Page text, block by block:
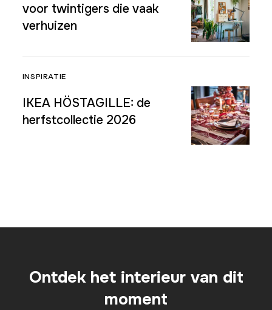
voor twintigers die vaak
verhuizen
INSPIRATIE
IKEA HÖSTAGILLE: de
herfstcollectie 2026
Ontdek het interieur van dit
moment